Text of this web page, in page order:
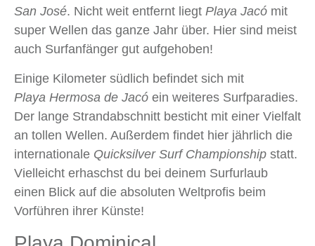
San José. Nicht weit entfernt liegt Playa Jacó mit
super Wellen das ganze Jahr über. Hier sind meist
auch Surfanfänger gut aufgehoben!
Einige Kilometer südlich befindet sich mit
Playa Hermosa de Jacó ein weiteres Surfparadies.
Der lange Strandabschnitt besticht mit einer Vielfalt
an tollen Wellen. Außerdem findet hier jährlich die
internationale Quicksilver Surf Championship statt.
Vielleicht erhaschst du bei deinem Surfurlaub
einen Blick auf die absoluten Weltprofis beim
Vorführen ihrer Künste!